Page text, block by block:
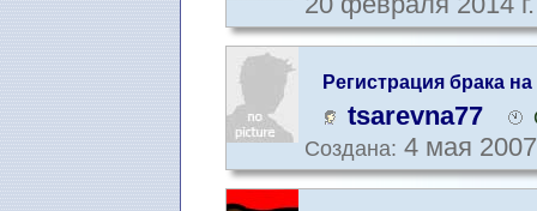
Регистрация брака
Швеции.
tsarevna77
Создана: 4 мая